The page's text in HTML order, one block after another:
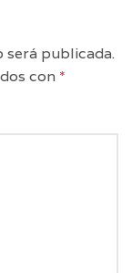
será publicada.
con *